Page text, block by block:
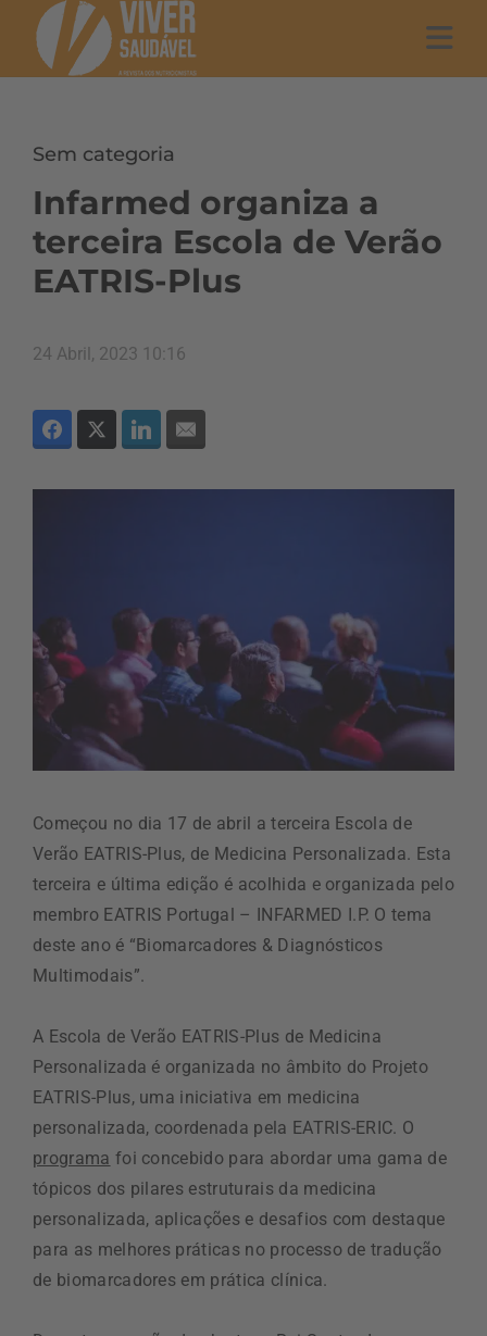
Sem categoria
Infarmed organiza a
terceira Escola de Verão
EATRIS-Plus
24 Abril, 2023 10:16
Começou no dia 17 de abril a terceira Escola de
Verão EATRIS-Plus, de Medicina Personalizada. Esta
terceira e última edição é acolhida e organizada pelo
membro EATRIS Portugal – INFARMED I.P. O tema
deste ano é “Biomarcadores & Diagnósticos
Multimodais”.
A Escola de Verão EATRIS-Plus de Medicina
Personalizada é organizada no âmbito do Projeto
EATRIS-Plus, uma iniciativa em medicina
personalizada, coordenada pela EATRIS-ERIC. O
programa foi concebido para abordar uma gama de
tópicos dos pilares estruturais da medicina
personalizada, aplicações e desafios com destaque
para as melhores práticas no processo de tradução
de biomarcadores em prática clínica.